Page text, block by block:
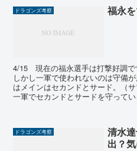
ドラゴンズ考察 福永
4/15 現在の福永選手は打撃好調で
しかし一軍で使われないのは守備
はメインはセカンドとサード。（
一軍でセカンドとサードを守って
ドラゴンズ考察
清水
出？